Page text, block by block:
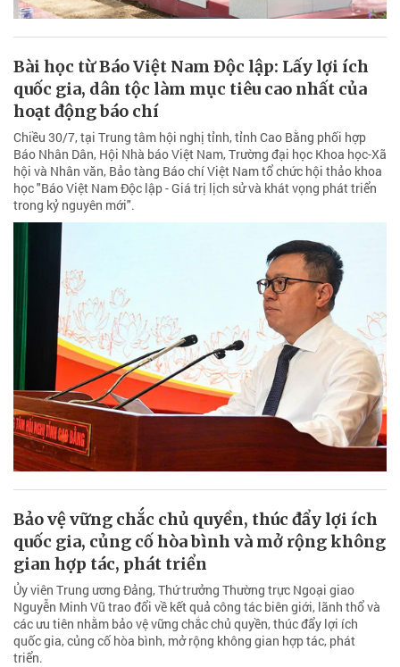
Bài học từ Báo Việt Nam Độc lập: Lấy lợi ích
quốc gia, dân tộc làm mục tiêu cao nhất của
hoạt động báo chí
Chiều 30/7, tại Trung tâm hội nghị tỉnh, tỉnh Cao Bằng phối hợp
Báo Nhân Dân, Hội Nhà báo Việt Nam, Trường đại học Khoa học-Xã
hội và Nhân văn, Bảo tàng Báo chí Việt Nam tổ chức hội thảo khoa
học "Báo Việt Nam Độc lập - Giá trị lịch sử và khát vọng phát triển
trong kỷ nguyên mới".
Bảo vệ vững chắc chủ quyền, thúc đẩy lợi ích
quốc gia, củng cố hòa bình và mở rộng không
gian hợp tác, phát triển
Ủy viên Trung ương Đảng, Thứ trưởng Thường trực Ngoại giao
Nguyễn Minh Vũ trao đổi về kết quả công tác biên giới, lãnh thổ và
các ưu tiên nhằm bảo vệ vững chắc chủ quyền, thúc đẩy lợi ích
quốc gia, củng cố hòa bình, mở rộng không gian hợp tác, phát
triển.